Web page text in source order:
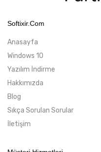
Softixir.com
Anasayfa
Windows 10
Yazılım İndirme
Hakkımızda
Blog
Sıkça Sorulan Sorular
İletişim